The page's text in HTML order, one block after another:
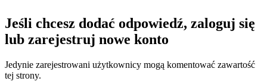
Jeśli chcesz dodać odpowiedź, zaloguj się
lub zarejestruj nowe konto
Jedynie zarejestrowani użytkownicy mogą komentować zawartość
tej strony.